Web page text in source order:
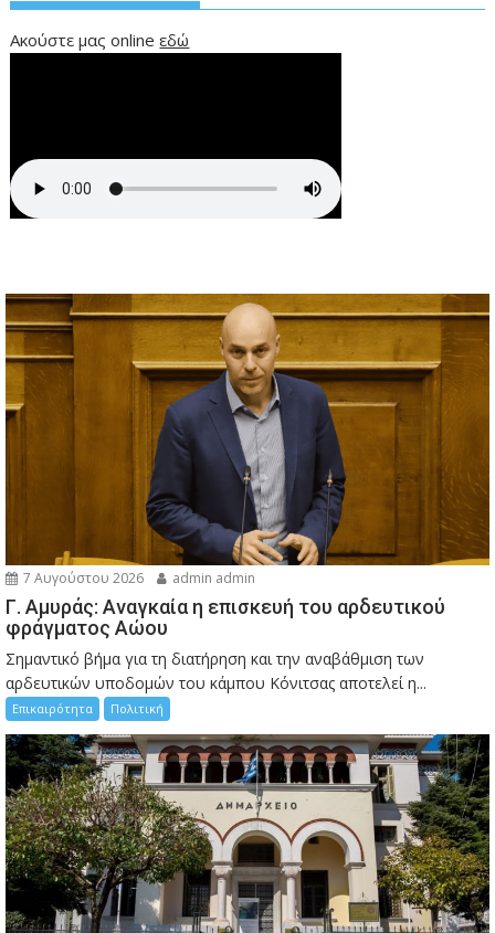
Ακούστε μας onlineεδώ
7 Αυγούστου 2026 admin admin
Γ. Αμυράς: Αναγκαία η επισκευή του αρδευτικού
φράγματος Αώου
Σημαντικό βήμα για τη διατήρηση και την αναβάθμιση των
αρδευτικών υποδομών του κάμπου Κόνιτσας αποτελεί η...
Επικαιρότητα Πολιτική